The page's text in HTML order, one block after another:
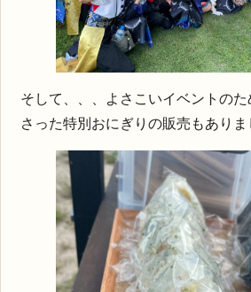
そして、、、よさこいイベントの
さった特別おにぎりの販売もあり